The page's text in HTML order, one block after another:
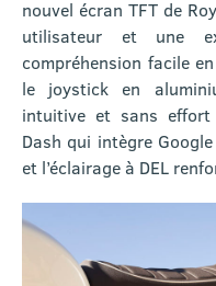
nouvel écran TFT de
utilisateur et une
compréhension facile
le joystick en
intuitive et sans
Dash qui intègre
et l’éclairage à DEL